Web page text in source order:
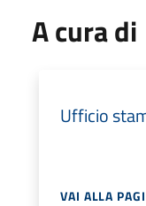
A cura di
Ufficio
VAI ALLA